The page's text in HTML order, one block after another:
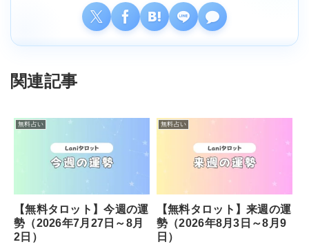
関連記事
無料占い
【無料タロット】今週の運
勢（2026年7月27日～8月
2日）
無料占い
【無料タロット】来週の運
勢（2026年8月3日～8月9
日）